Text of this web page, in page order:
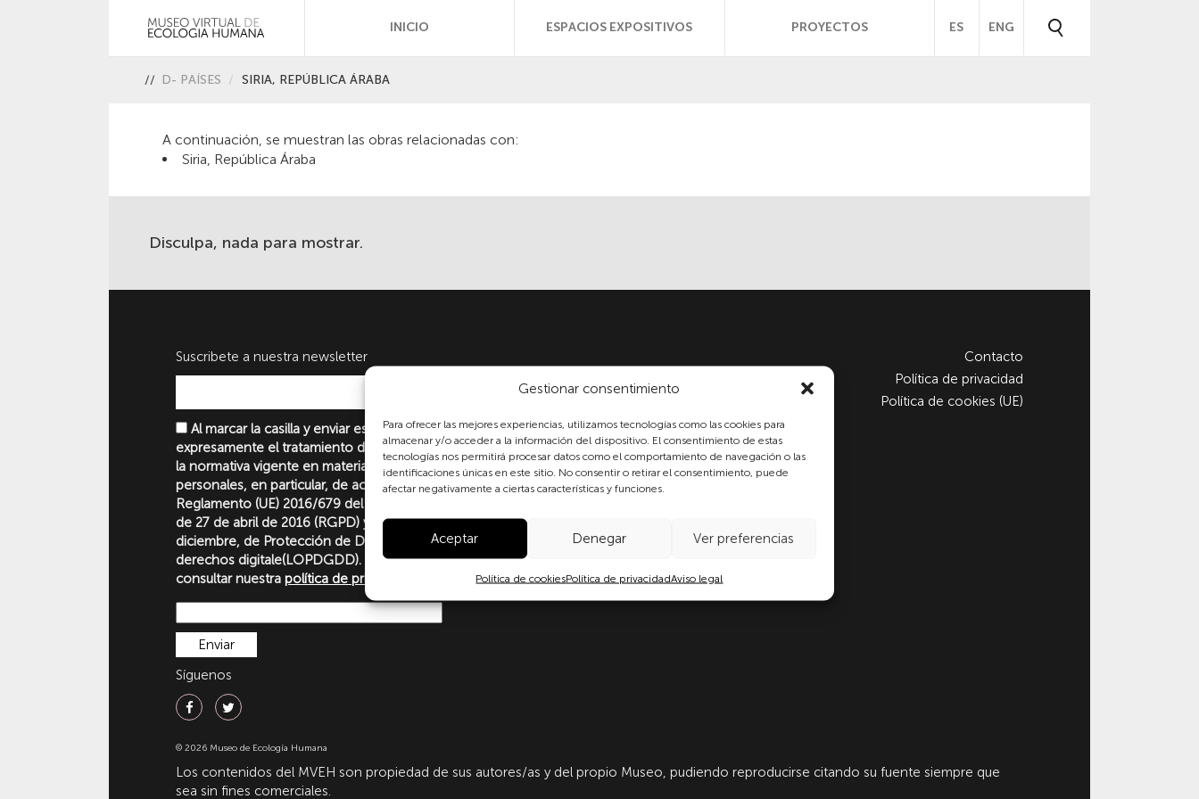
Gestionar consentimiento
Para ofrecer las mejores experiencias, utilizamos tecnologías como las cookies para
almacenar y/o acceder a la información del dispositivo. El consentimiento de estas
tecnologías nos permitirá procesar datos como el comportamiento de navegación o las
identificaciones únicas en este sitio. No consentir o retirar el consentimiento, puede
afectar negativamente a ciertas características y funciones.
Aceptar Denegar Ver preferencias
Política de cookiesPolítica de privacidadAviso legal
INICIO ESPACIOS EXPOSITIVOS PROYECTOS ES ENG
// D- PAÍSES SIRIA, REPÚBLICA ÁRABA
A continuación, se muestran las obras relacionadas con:
Siria, República Áraba
Disculpa, nada para mostrar.
Suscribete a nuestra newsletter
Al marcar la casilla y enviar este formulario, usted consiente
expresamente el tratamiento de sus datos personales conforme a
la normativa vigente en materia de protección de datos
personales, en particular, de acuerdo con lo dispuesto en el
Reglamento (UE) 2016/679 del Parlamento Europeo y del Consejo
de 27 de abril de 2016 (RGPD) y la Ley Orgánica 3/2018, de 5 de
diciembre, de Protección de Datos Personales y garantía de los
derechos digitale(LOPDGDD). Para más información puede
consultar nuestra política de privacidad
Síguenos
© 2026 Museo de Ecología Humana
Contacto
Política de privacidad
Política de cookies (UE)
Los contenidos del MVEH son propiedad de sus autores/as y del propio Museo, pudiendo reproducirse citando su fuente siempre que
sea sin fines comerciales.